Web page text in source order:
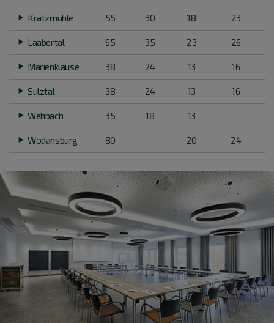
Kratzmühle 55 30 18 23
Laabertal 65 35 23 26
Marienklause 38 24 13 16
Sulztal 38 24 13 16
Wehbach 35 18 13
Wodansburg 80 20 24